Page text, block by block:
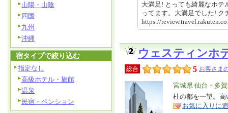
大満足! とっても綺麗なホ
ってます。大満足でした!
https://
ウェスティンホ
総合 5 お客さま
エ
リ
ア
宮城県 仙台・多
特
徴
杜の都を一望。
お気に入りに
山陽・山陰
四国
九州
沖縄
宿タイプで絞り込む
指定なし
高級ホテル・旅館
温泉
民宿・ペンション